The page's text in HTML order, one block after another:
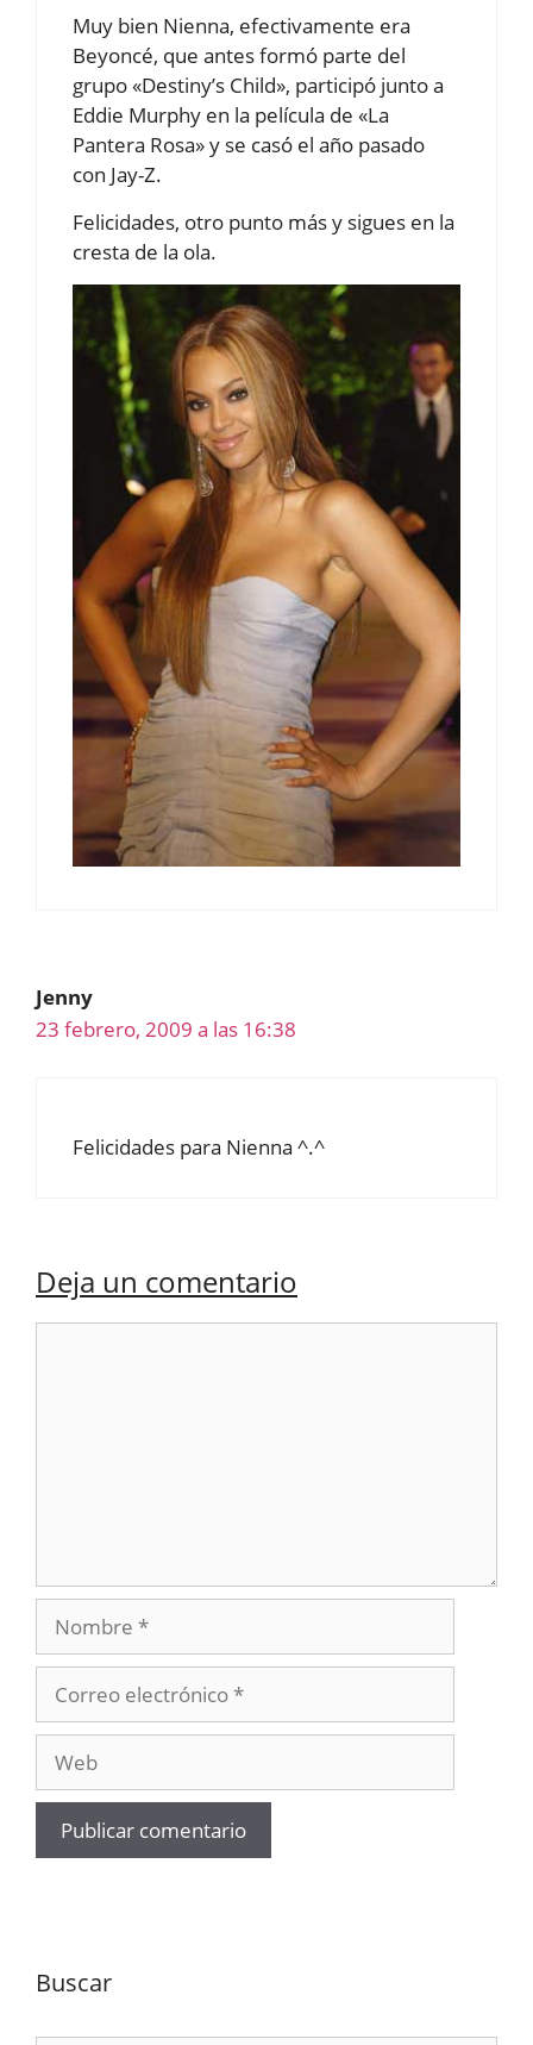
Muy bien Nienna, efectivamente era
Beyoncé, que antes formó parte del
grupo «Destiny’s Child», participó junto a
Eddie Murphy en la película de «La
Pantera Rosa» y se casó el año pasado
con Jay-Z.
Felicidades, otro punto más y sigues en la
cresta de la ola.
Jenny
23 febrero, 2009 a las 16:38
Felicidades para Nienna ^.^
Deja un comentario
Nombre
electrónico
Buscar